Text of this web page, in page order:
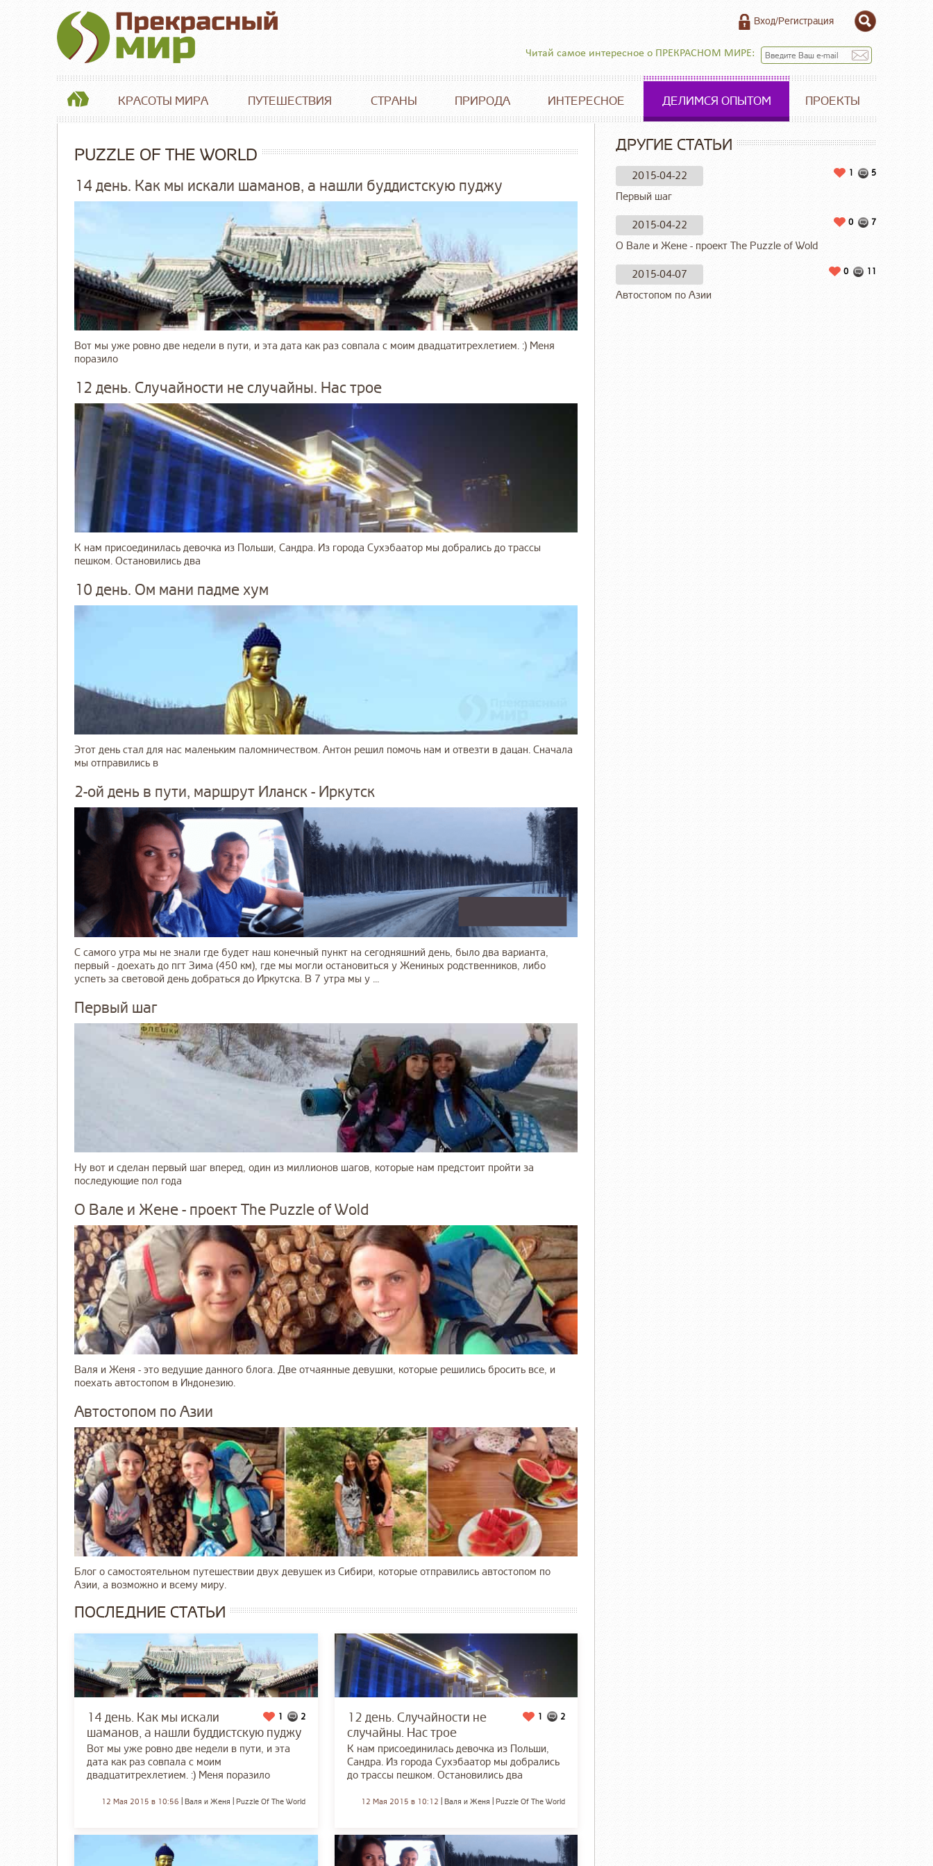
Вход/Регистрация
Читай самое интересное о ПРЕКРАСНОМ МИРЕ:
КРАСОТЫ МИРА ПУТЕШЕСТВИЯ СТРАНЫ ПРИРОДА ИНТЕРЕСНОЕ ДЕЛИМСЯ ОПЫТОМ ПРОЕКТЫ
PUZZLE OF THE WORLD
14 день. Как мы искали шаманов, а нашли буддистскую пуджу
Вот мы уже ровно две недели в пути, и эта дата как раз совпала с моим двадцатитрехлетием. :) Меня
поразило
12 день. Случайности не случайны. Нас трое
К нам присоединилась девочка из Польши, Сандра. Из города Сухэбаатор мы добрались до трассы
пешком. Остановились два
10 день. Ом мани падме хум
Этот день стал для нас маленьким паломничеством. Антон решил помочь нам и отвезти в дацан. Сначала
мы отправились в
2-ой день в пути, маршрут Иланск - Иркутск
С самого утра мы не знали где будет наш конечный пункт на сегодняшний день, было два варианта,
первый - доехать до пгт Зима (450 км), где мы могли остановиться у Жениных родственников, либо
успеть за световой день добраться до Иркутска. В 7 утра мы у ...
Первый шаг
Ну вот и сделан первый шаг вперед, один из миллионов шагов, которые нам предстоит пройти за
последующие пол года
О Вале и Жене - проект The Puzzle of Wold
Валя и Женя - это ведущие данного блога. Две отчаянные девушки, которые решились бросить все, и
поехать автостопом в Индонезию.
Автостопом по Азии
Блог о самостоятельном путешествии двух девушек из Сибири, которые отправились автостопом по
Азии, а возможно и всему миру.
ПОСЛЕДНИЕ СТАТЬИ
2
1
14 день. Как мы искали
шаманов, а нашли буддистскую пуджу
Вот мы уже ровно две недели в пути, и эта
дата как раз совпала с моим
двадцатитрехлетием. :) Меня поразило
Puzzle Of The World
Валя и Женя
12 Мая 2015 в 10:56
2
1
12 день. Случайности не
случайны. Нас трое
К нам присоединилась девочка из Польши,
Сандра. Из города Сухэбаатор мы добрались
до трассы пешком. Остановились два
Puzzle Of The World
Валя и Женя
12 Мая 2015 в 10:12
ДРУГИЕ СТАТЬИ
2015-04-22 5
1
Первый шаг
2015-04-22 7
0
О Вале и Жене - проект The Puzzle of Wold
2015-04-07 11
0
Автостопом по Азии